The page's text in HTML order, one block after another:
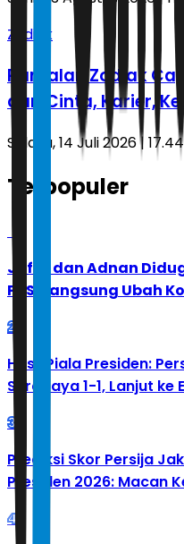
Zodiak
Ramalan Zodiak
dari Cinta, Karier,
Selasa, 14 Juli 2026 |
Terpopuler
1
Jafar dan Adnan
PBSI Langsung Ubah
2
Hasil Piala Presiden:
Surabaya 1-1, Lanjut ke
3
Prediksi Skor Persija
Presiden 2026: Macan
4